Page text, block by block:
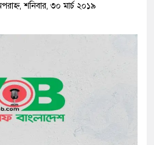
মাদক কারবারি গ্রেফতার
২৮ লাখ টাকার জাল নোটসহ
থানা পুলিশ
শনিবার, ৩০ মার্চ ২০১৯